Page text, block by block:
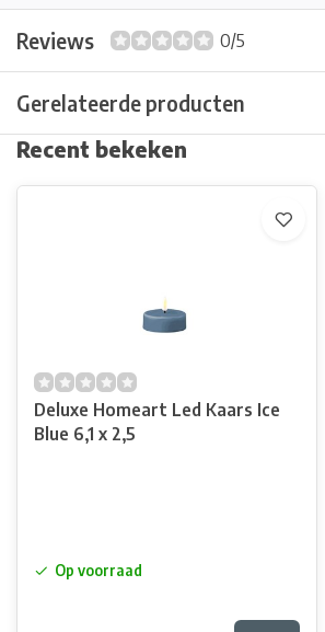
Reviews 0/5
Gerelateerde producten
Recent bekeken
Deluxe Homeart Led Kaars Ice
Blue 6,1 x 2,5
Op voorraad